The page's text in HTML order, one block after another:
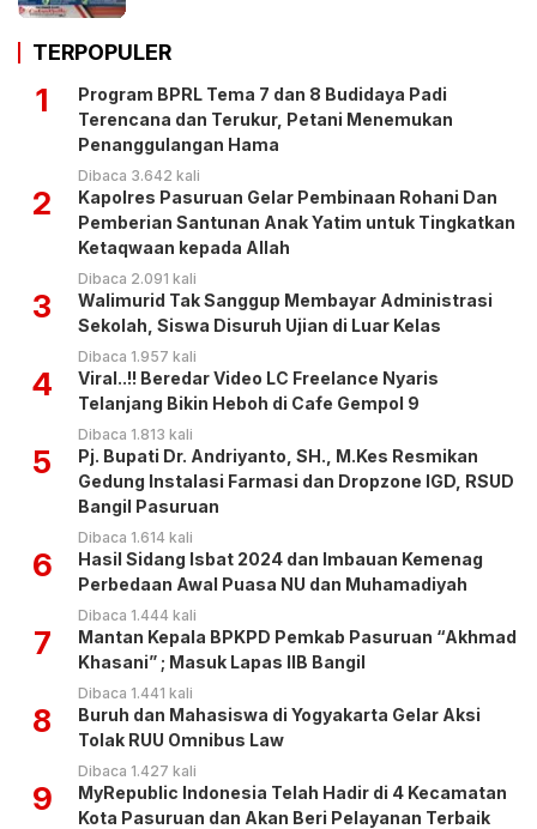
TERPOPULER
1
Program BPRL Tema 7 dan 8 Budidaya Padi
Terencana dan Terukur, Petani Menemukan
Penanggulangan Hama
Dibaca 3.642 kali
2
Kapolres Pasuruan Gelar Pembinaan Rohani Dan
Pemberian Santunan Anak Yatim untuk Tingkatkan
Ketaqwaan kepada Allah
Dibaca 2.091 kali
3
Walimurid Tak Sanggup Membayar Administrasi
Sekolah, Siswa Disuruh Ujian di Luar Kelas
Dibaca 1.957 kali
4
Viral..!! Beredar Video LC Freelance Nyaris
Telanjang Bikin Heboh di Cafe Gempol 9
Dibaca 1.813 kali
5
Pj. Bupati Dr. Andriyanto, SH., M.Kes Resmikan
Gedung Instalasi Farmasi dan Dropzone IGD, RSUD
Bangil Pasuruan
Dibaca 1.614 kali
6
Hasil Sidang Isbat 2024 dan Imbauan Kemenag
Perbedaan Awal Puasa NU dan Muhamadiyah
Dibaca 1.444 kali
7
Mantan Kepala BPKPD Pemkab Pasuruan “Akhmad
Khasani” ; Masuk Lapas IIB Bangil
Dibaca 1.441 kali
8
Buruh dan Mahasiswa di Yogyakarta Gelar Aksi
Tolak RUU Omnibus Law
Dibaca 1.427 kali
9
MyRepublic Indonesia Telah Hadir di 4 Kecamatan
Kota Pasuruan dan Akan Beri Pelayanan Terbaik